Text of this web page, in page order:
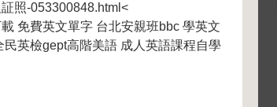
照-053300848.html<
免費英文單字 台北安親班bbc 學英文
英檢gept高階美語 成人英語課程自學